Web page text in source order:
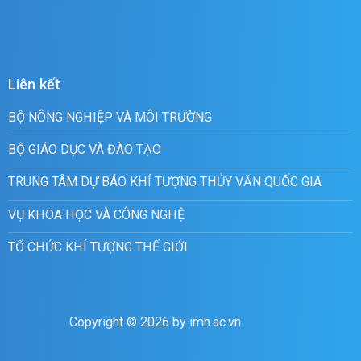
Liên kết
BỘ NÔNG NGHIỆP VÀ MÔI TRƯỜNG
BỘ GIÁO DỤC VÀ ĐÀO TẠO
TRUNG TÂM DỰ BÁO KHÍ TƯỢNG THỦY VĂN QUỐC GIA
VỤ KHOA HỌC VÀ CÔNG NGHỆ
TỔ CHỨC KHÍ TƯỢNG THẾ GIỚI
Copyright © 2026 by imh.ac.vn